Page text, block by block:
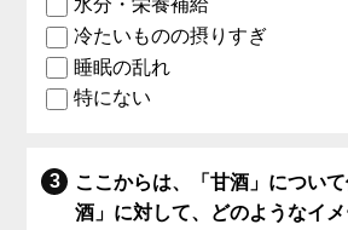
水分・栄養補給
冷たいものの摂りすぎ
睡眠の乱れ
特にない
ここからは、「甘酒」につい
酒」に対して、どのようなイ